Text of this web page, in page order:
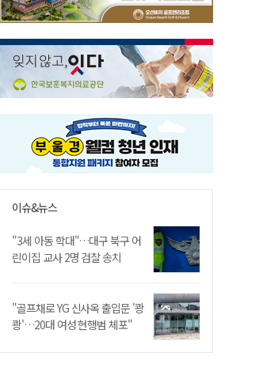
이슈&뉴스
"3세 아동 학대"…대구 북구 어
린이집 교사 2명 검찰 송치
"골프채로 YG 신사옥 출입문 '쾅
쾅'…20대 여성 현행범 체포"